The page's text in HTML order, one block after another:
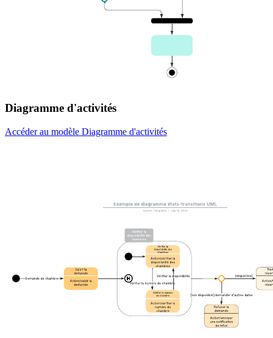
Diagramme d'activités
Accéder au modèle Diagramme d'activités